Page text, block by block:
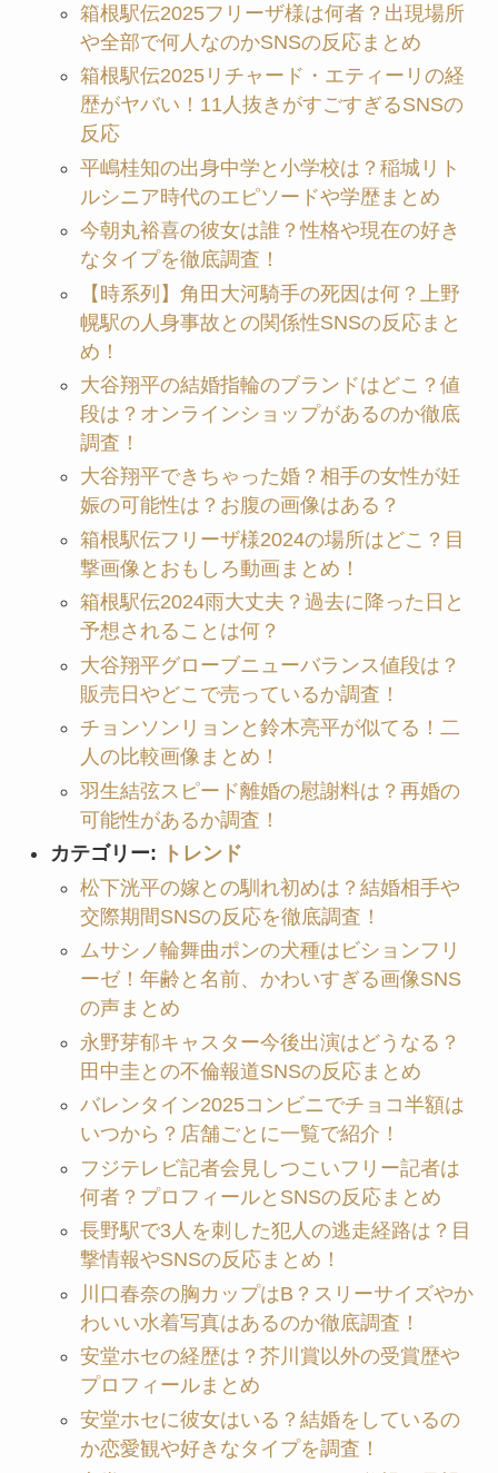
箱根駅伝2025フリーザ様は何者？出現場所
や全部で何人なのかSNSの反応まとめ
箱根駅伝2025リチャード・エティーリの経
歴がヤバい！11人抜きがすごすぎるSNSの
反応
平嶋桂知の出身中学と小学校は？稲城リト
ルシニア時代のエピソードや学歴まとめ
今朝丸裕喜の彼女は誰？性格や現在の好き
なタイプを徹底調査！
【時系列】角田大河騎手の死因は何？上野
幌駅の人身事故との関係性SNSの反応まと
め！
大谷翔平の結婚指輪のブランドはどこ？値
段は？オンラインショップがあるのか徹底
調査！
大谷翔平できちゃった婚？相手の女性が妊
娠の可能性は？お腹の画像はある？
箱根駅伝フリーザ様2024の場所はどこ？目
撃画像とおもしろ動画まとめ！
箱根駅伝2024雨大丈夫？過去に降った日と
予想されることは何？
大谷翔平グローブニューバランス値段は？
販売日やどこで売っているか調査！
チョンソンリョンと鈴木亮平が似てる！二
人の比較画像まとめ！
羽生結弦スピード離婚の慰謝料は？再婚の
可能性があるか調査！
カテゴリー:
トレンド
松下洸平の嫁との馴れ初めは？結婚相手や
交際期間SNSの反応を徹底調査！
ムサシノ輪舞曲ポンの犬種はビションフリ
ーゼ！年齢と名前、かわいすぎる画像SNS
の声まとめ
永野芽郁キャスター今後出演はどうなる？
田中圭との不倫報道SNSの反応まとめ
バレンタイン2025コンビニでチョコ半額は
いつから？店舗ごとに一覧で紹介！
フジテレビ記者会見しつこいフリー記者は
何者？プロフィールとSNSの反応まとめ
長野駅で3人を刺した犯人の逃走経路は？目
撃情報やSNSの反応まとめ！
川口春奈の胸カップはB？スリーサイズやか
わいい水着写真はあるのか徹底調査！
安堂ホセの経歴は？芥川賞以外の受賞歴や
プロフィールまとめ
安堂ホセに彼女はいる？結婚をしているの
か恋愛観や好きなタイプを調査！